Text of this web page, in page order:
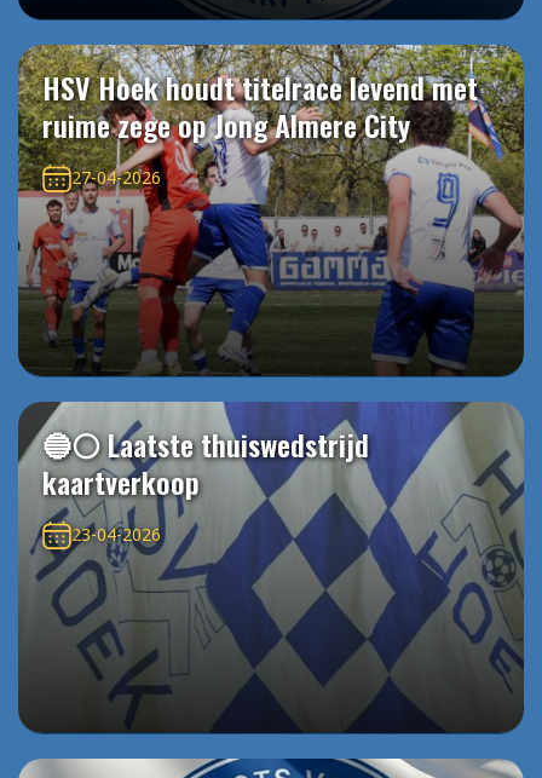
HSV Hoek houdt titelrace levend met
ruime zege op Jong Almere City
27-04-2026
🔵⚪️ Laatste thuiswedstrijd
kaartverkoop
23-04-2026